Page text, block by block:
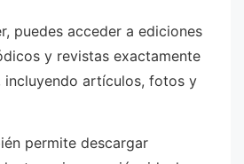
puedes acceder a ediciones
y revistas exactamente
incluyendo artículos, fotos y
permite descargar